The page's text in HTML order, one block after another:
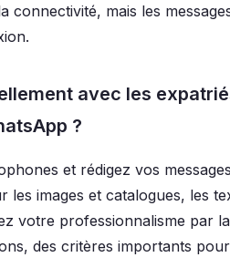
connectivité, mais les
avec les
?
et rédigez vos
les images et catalogues, les
votre professionnalisme par
des critères importants